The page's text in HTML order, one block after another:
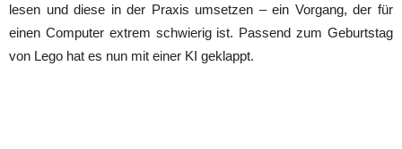
lesen und diese in der Praxis umsetzen – ein Vorgang, der für
einen Computer extrem schwierig ist. Passend zum Geburtstag
von Lego hat es nun mit einer KI geklappt.